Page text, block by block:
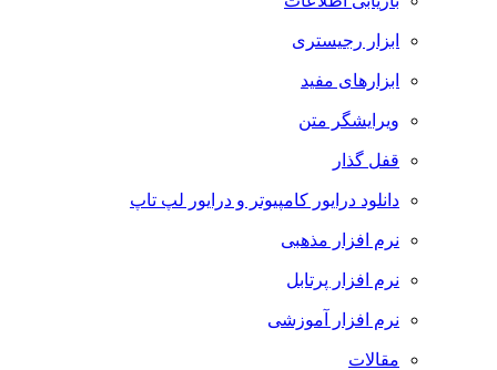
ابزار رجیستری
ابزارهای مفید
ویرایشگر متن
قفل گذار
دانلود درایور کامپیوتر و درایور لپ تاپ
نرم افزار مذهبی
نرم افزار پرتابل
نرم افزار آموزشی
مقالات